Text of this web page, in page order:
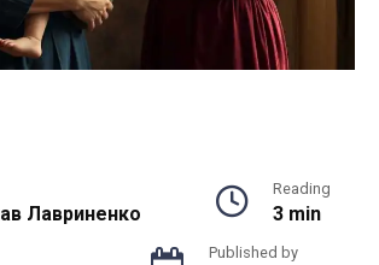
Лавриненко
Reading
3 min
Published by